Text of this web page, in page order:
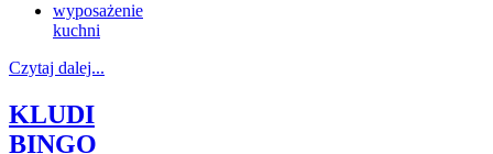
wyposażenie
kuchni
Czytaj dalej...
KLUDI
BINGO